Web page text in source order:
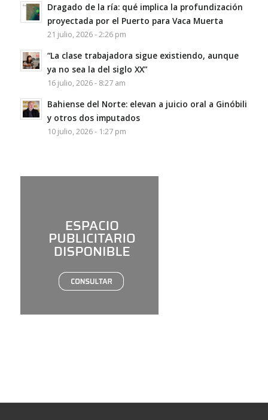
Dragado de la ría: qué implica la profundización
proyectada por el Puerto para Vaca Muerta
21 julio, 2026 - 2:26 pm
“La clase trabajadora sigue existiendo, aunque
ya no sea la del siglo XX”
16 julio, 2026 - 8:27 am
Bahiense del Norte: elevan a juicio oral a Ginóbili
y otros dos imputados
10 julio, 2026 - 1:27 pm